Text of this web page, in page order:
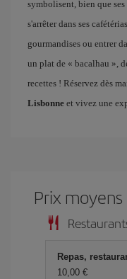
symbolisent, bien que
s'arrêter dans ses
gourmandises ou entrer
un plat de « bacalhau »,
recettes ! Réservez dès
Lisbonne et vivez une
Prix
Repas,
10,00 €